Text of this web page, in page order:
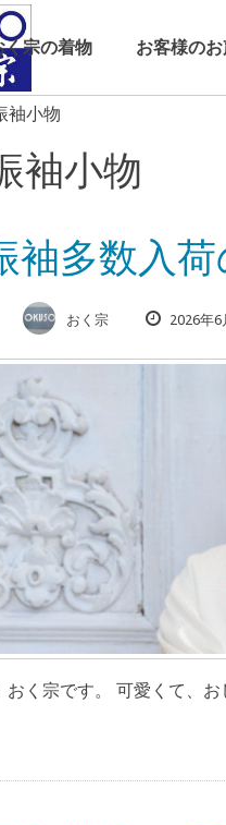
く宗の着物 お客様のお
袖小物
袖小物
袖多数入荷
おく宗 2026年6
おく宗です。 可愛くて、